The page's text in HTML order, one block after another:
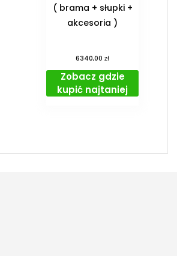
( brama + słupki +
akcesoria )
6340,00zł
Zobacz gdzie
kupić najtaniej